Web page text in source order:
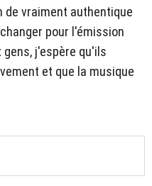
de vraiment authentique
pour l'émission
gens, j'espère qu'ils
et que la musique